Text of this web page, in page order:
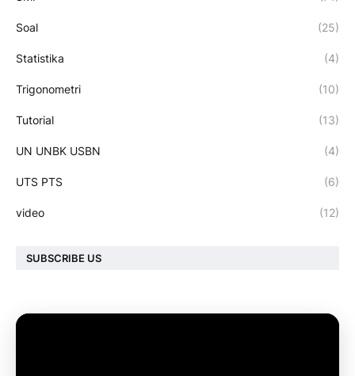
Soal (25)
Statistika (4)
Trigonometri (10)
Tutorial (13)
UN UNBK USBN (4)
UTS PTS (6)
video (12)
SUBSCRIBE US